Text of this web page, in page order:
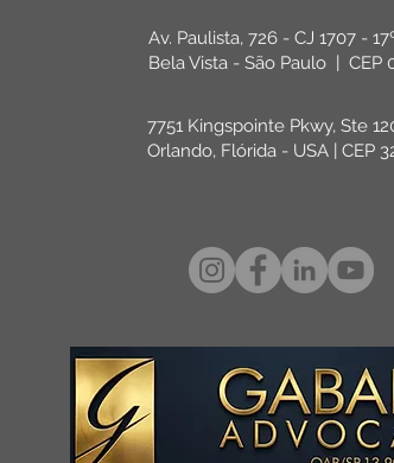
Av. Paulista, 726 - CJ 1707 -
Bela Vista - São Paulo | CEP
7751 Kingspointe Pkwy, Ste
Orlando, Flórida - USA | CEP